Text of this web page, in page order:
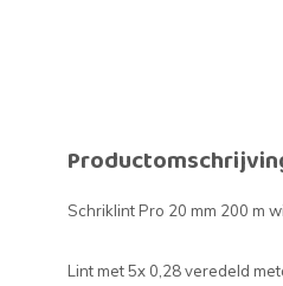
Schriklint Pro 20 mm 200 m
Lint met 5x 0,28 veredeld